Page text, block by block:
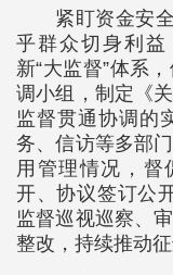
紧盯资金安
乎群众切身利益
新“大监督”体系
调小组，制定《
监督贯通协调的
务、信访等多部
用管理情况，督
开、协议签订公
监督巡视巡察、
整改，持续推动